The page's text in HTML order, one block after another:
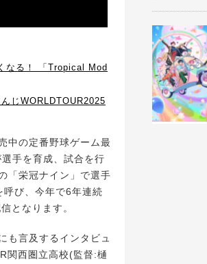
なる！ 「Tropical Mod
じWORLDTOUR2025
中の定番野球ゲーム最
手を育成、試合を行
「栄冠ナイン」で選手
呼び、今年で6年連続
となります。
も言及するインタビュ
関西圏立高校(監督:樋